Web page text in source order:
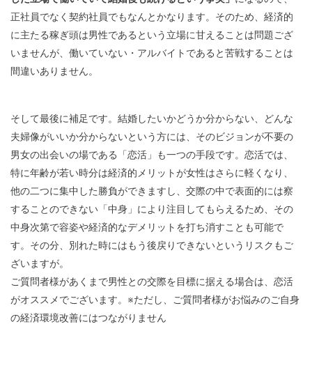
正社員でなく契約社員でもなんとかなります。そのため、経済的
に主たる稼ぎ頭は男性であるという立場に甘えることは問題ござ
いませんが、働いていない・アルバイトであると苦戦することは
間違いありません。
そして最後に補足です。結婚したいかどうか分からない、どんな
夫婦像がいいか分からないという方には、そのビジョンが不要の
男女の出会いの場である「恋活」も一つの手段です。恋活では、
特に年齢が若い時分は経済的メリットが女性はさらに軽くなり、
他の二つに集中した勝負ができますし、交際の中で表面的には察
することのできない「中身」により注目してもらえるため、その
中身次第で容姿や経済的なデメリットを打ち消すことも可能で
す。その分、別れた時にはもう後戻りできないというリスクもご
ざいますが。
ご質問者様があくまで男性との交際を目標に据える場合は、恋活
がオススメでございます。※ただし、ご質問者様がお悩みのご自身
の経済環境改善にはつながりません